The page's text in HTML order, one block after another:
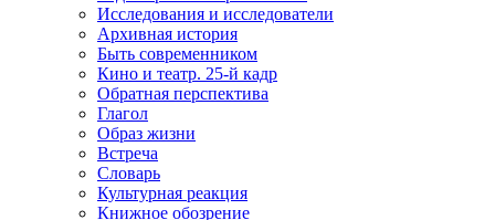
Исследования и исследователи
Архивная история
Быть современником
Кино и театр. 25-й кадр
Обратная перспектива
Глагол
Образ жизни
Встреча
Словарь
Культурная реакция
Книжное обозрение